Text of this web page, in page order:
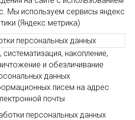
Мы используем сервисы яндекс
(Яндекс метрика)
персональных данных
накопление,
и обезличивание
данных
писем на адрес
почты
персональных данных